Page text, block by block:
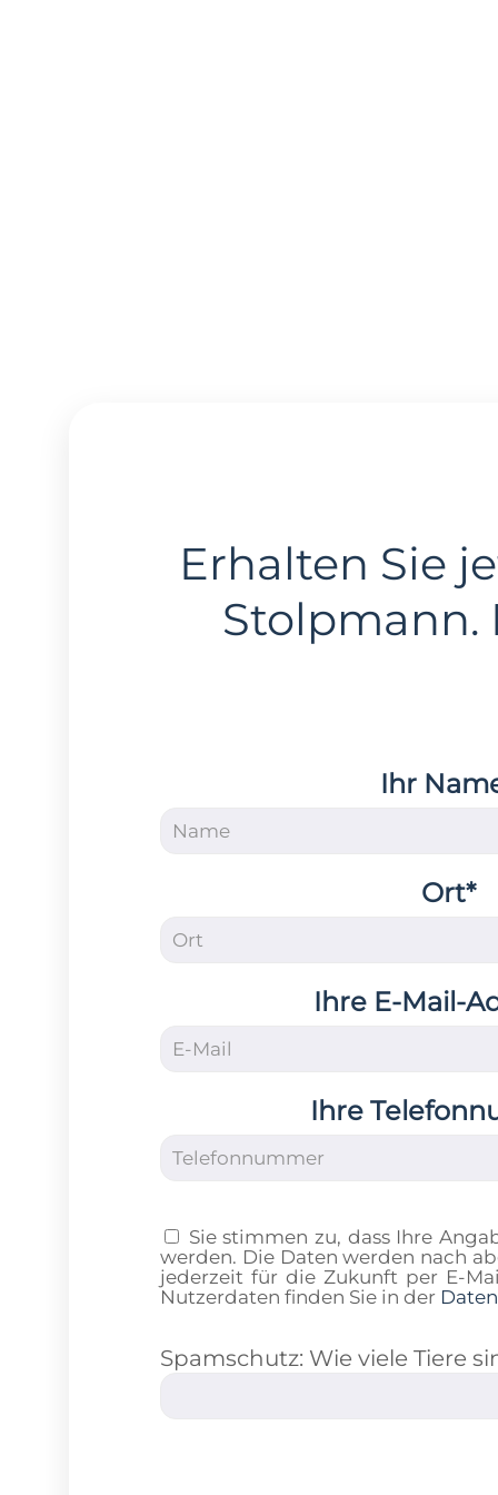
Erhalten Sie
Stolpmann.
Ihr
Ort*
Ihre E-Mail-
Ihre
Sie stimmen zu, dass Ihre
werden. Die Daten werden nach
jederzeit für die Zukunft per E-
Nutzerdaten finden Sie in der
Spamschutz: Wie viele Tiere